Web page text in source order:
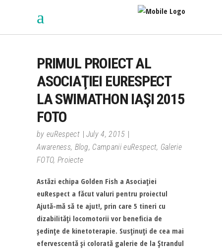
PRIMUL PROIECT AL
ASOCIAŢIEI EURESPECT
LA SWIMATHON IAŞI 2015
FOTO
by euRespect
July 4, 2015
Awareness, Blog, Campanii euRespect, Galerie
FOTO, Proiecte
Astăzi echipa Golden Fish a Asociaţiei
euRespect a făcut valuri pentru proiectul
Ajută-mă să te ajut!, prin care 5 tineri cu
dizabilităţi locomotorii vor beneficia de
şedinţe de kinetoterapie. Susţinuţi de cea mai
efervescentă şi colorată galerie de la Ştrandul